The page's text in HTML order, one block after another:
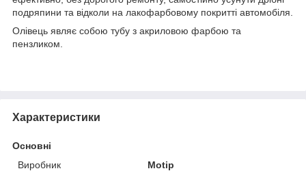
подряпини та відколи на лакофарбовому покритті автомобіля.
Олівець являє собою тубу з акриловою фарбою та
пензликом.
Характеристики
Основні
Виробник
Motip